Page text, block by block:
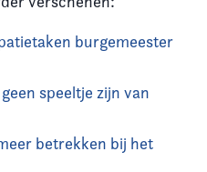
burgemeester
speeltje zijn van
betrekken bij het